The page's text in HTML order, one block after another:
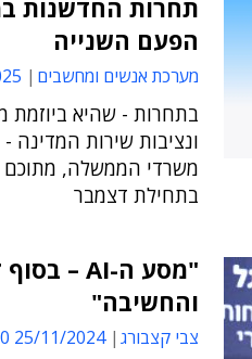
תחרות החדשנות
הפעם השנייה
מערכת אנשים ומחשבים
בתחרות - שהיא ביוזמת
משרדי הממשלה, מתוכם
בתחילת דצמבר
והחשיבה"
צבי קצבורג 25/11/2024 14:10